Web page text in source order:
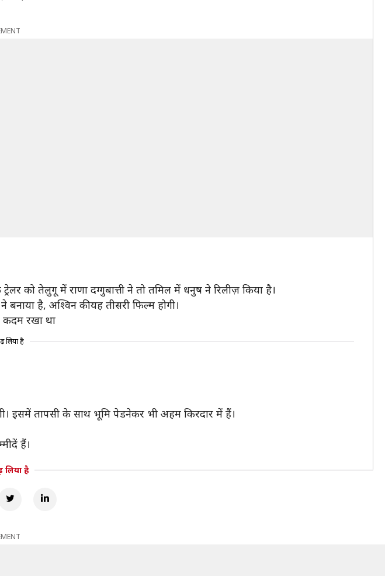
को तेलुगू में राणा दग्गुबात्ती ने तो तमिल में धनुष ने रिलीज़ किया है।
है, अश्विन की यह तीसरी फिल्म होगी।
कदम रखा था
लिया है
इसमें तापसी के साथ भूमि पेडनेकर भी अहम किरदार में हैं।
हैं।
है